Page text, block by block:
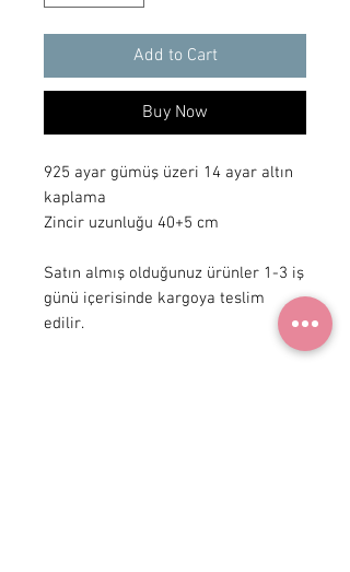
Add to Cart
Buy Now
925 ayar gümüş üzeri 14 ayar altın
kaplama
Zincir uzunluğu 40+5 cm
Satın almış olduğunuz ürünler 1-3 iş
günü içerisinde kargoya teslim
edilir.